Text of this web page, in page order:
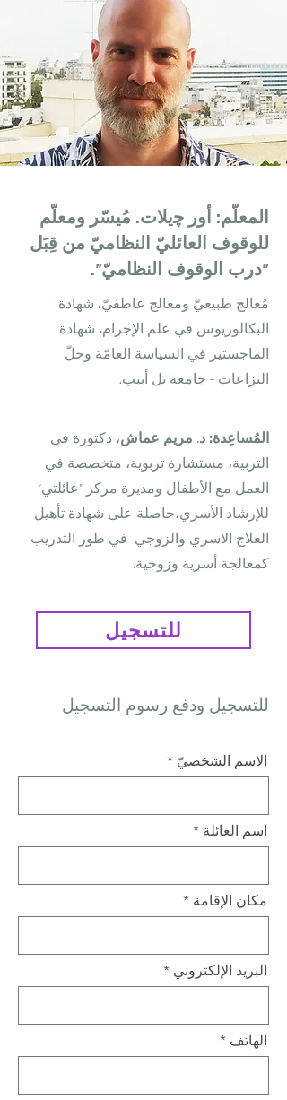
المعلّم: أور ﭼيلات. مُيسّر ومعلّم
للوقوف العائليّ النظاميّ من قِبَل
"درب الوقوف النظاميّ".
مُعالج طبيعيّ ومعالج عاطفيّ. شهادة
البكالوريوس في علم الإجرام. شهادة
الماجستير في السياسة العامّة وحلّ
النزاعات - جامعة تل أبيب.
المُساعِدة: د. مريم عماش، دكتورة في
التربية، مستشارة تربوية، متخصصة في
العمل مع الأطفال ومديرة مركز "عائلتي"
للإرشاد الأسري،حاصلة على شهادة تأهيل
العلاج الاسري والزوجي في طور التدريب
كمعالجة أسرية وزوجية.
للتسجيل
للتسجيل ودفع رسوم التسجيل
الاسم الشخصيّ
اسم العائلة
مكان الإقامة
البريد الإلكتروني
الهاتف